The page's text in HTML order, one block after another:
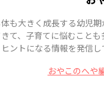
も大きく成長する幼児
て、子育てに悩むこと
ントになる情報を発信し
おやこのへや